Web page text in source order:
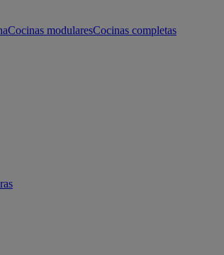
Cocinas modularesCocinas completas